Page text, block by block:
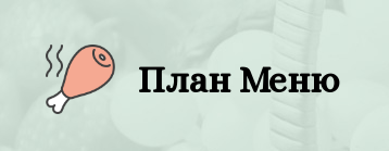
План Меню